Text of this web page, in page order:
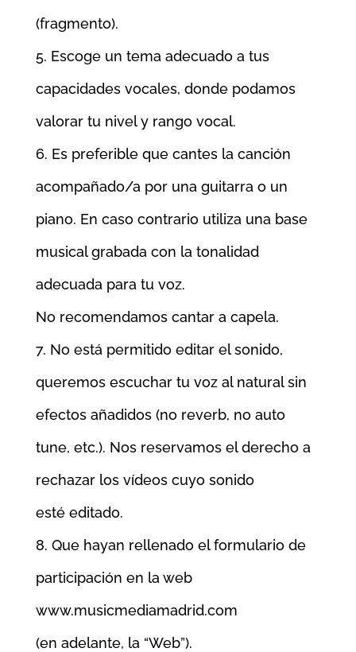
(fragmento).
Escoge un tema adecuado a tus
capacidades vocales, donde podamos
valorar tu nivel y rango vocal.
Es preferible que cantes la canción
acompañado/a por una guitarra o un
piano. En caso contrario utiliza una base
musical grabada con la tonalidad
adecuada para tu voz.
No recomendamos cantar a capela.
No está permitido editar el sonido,
queremos escuchar tu voz al natural sin
efectos añadidos (no reverb, no auto
tune, etc.). Nos reservamos el derecho a
rechazar los vídeos cuyo sonido
esté editado.
Que hayan rellenado el formulario de
participación en la web
www.musicmediamadrid.com
(en adelante, la “Web”).